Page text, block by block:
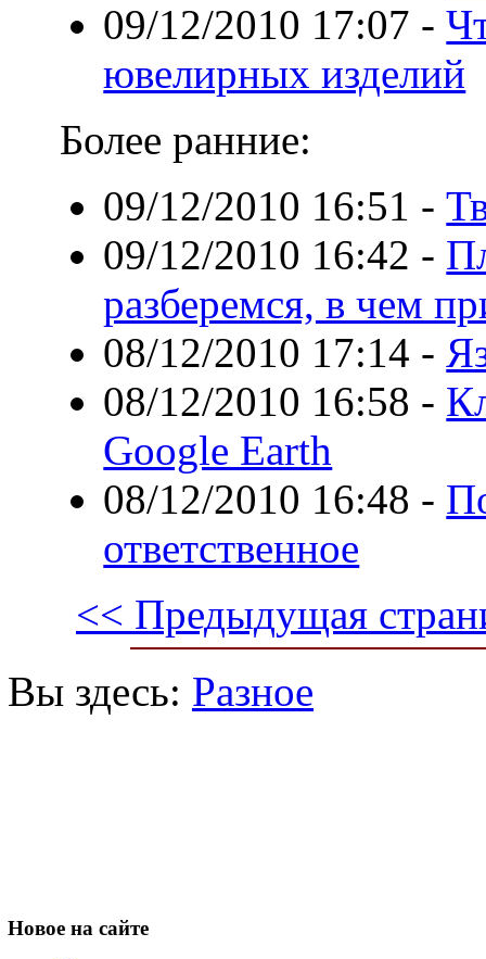
09/12/2010 17:07 -
ювелирных изделий
Более ранние:
09/12/2010 16:51 -
09/12/2010 16:42 -
разберемся, в чем
08/12/2010 17:14 -
08/12/2010 16:58 -
Google Earth
08/12/2010 16:48 -
ответственное
<< Предыдущая
Вы здесь: Разное
Новое на сайте